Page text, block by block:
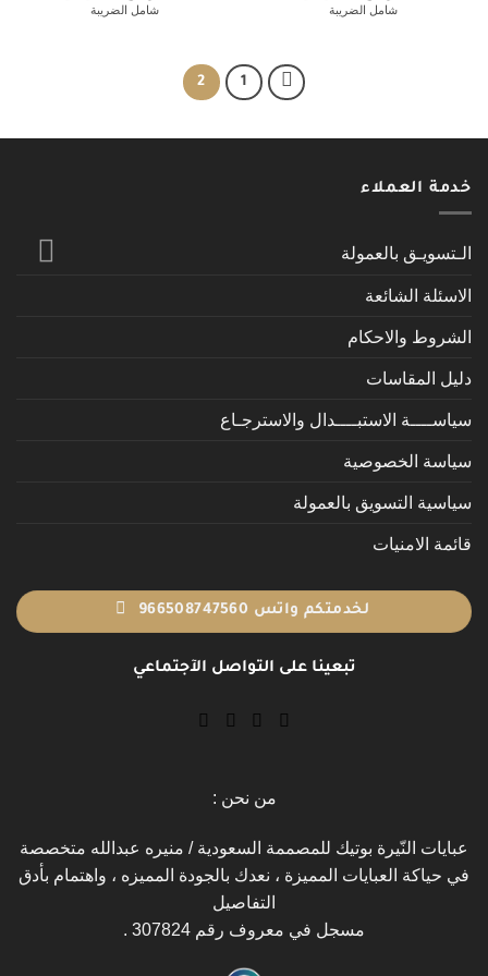
من 5
الأصلي
هو:
شامل الضريبة
من 5
الأصلي
هو:
شامل الضريبة
1
2
خدمة العملاء
الـتسويـق بالعمولة
الاسئلة الشائعة
الشروط والاحكام
دليل المقاسات
سياســــة الاستبــــدال والاسترجـاع
سياسة الخصوصية
سياسية التسويق بالعمولة
قائمة الامنيات
لخدمتكم واتس 966508747560
تبعينا على التواصل الآجتماعي
من نحن :
عبايات النّيرة بوتيك للمصممة السعودية / منيره عبدالله متخصصة
في حياكة العبايات المميزة ، نعدك بالجودة المميزه ، واهتمام بأدق
التفاصيل
مسجل في معروف رقم 307824 .